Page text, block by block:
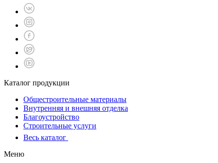
Каталог продукции
Общестроительные материалы
Внутренняя и внешняя отделка
Благоустройство
Строительные услуги
Весь каталог
Меню